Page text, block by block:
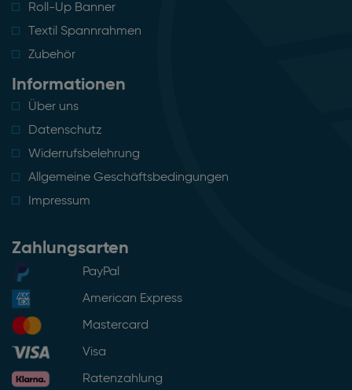
Roll-Up Banner
Textil Spannrahmen
Zubehör
Informationen
Über uns
Datenschutz
Widerrufsbelehrung
Allgemeine Geschäftsbedingungen
Impressum
Zahlungsarten
PayPal
American Express
Mastercard
Visa
Ratenzahlung